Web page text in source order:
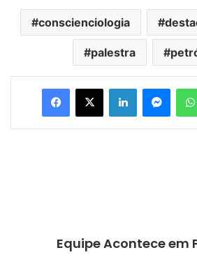
conscienciologia
palestra
Equipe Acontece em